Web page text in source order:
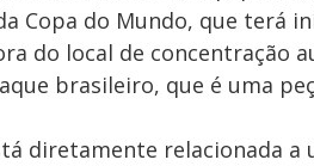
Copa do Mundo, que terá
do local de concentração
brasileiro, que é uma
diretamente relacionada a